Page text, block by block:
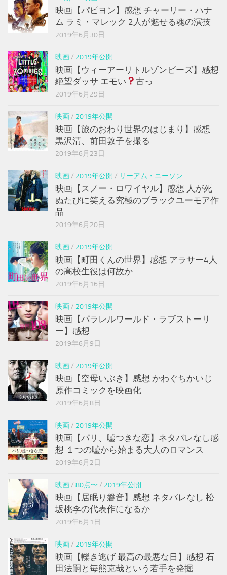
映画【パピヨン】感想 チャーリー・ハナ
ム ラミ・マレック 2人が魅せる魂の演技
2019年6月30日
映画/ 2019年公開
映画【ウィーアーリトルゾンビーズ】感想
絶望ダッサ エモい
古っ
2019年6月29日
映画/ 2019年公開
映画【旅のおわり世界のはじまり】感想
黒沢清、前田敦子を撮る
2019年6月23日
映画/ 2019年公開 / リーアム・ニーソン
映画【スノー・ロワイヤル】感想 人が死
ぬたびに笑える究極のブラックユーモア作
品
2019年6月20日
映画/ 2019年公開
映画【町田くんの世界】感想 アラサー4人
の高校生役は何故か
2019年6月16日
映画/ 2019年公開
映画【パラレルワールド・ラブストーリ
ー】感想
2019年6月9日
映画/ 2019年公開
映画【空母いぶき】感想 かわぐちかいじ
原作コミックを映画化
2019年6月8日
映画/ 2019年公開
映画【パリ、嘘つきな恋】ネタバレなし感
想 １つの嘘から始まる大人のロマンス
2019年6月2日
映画/ 80点〜 / 2019年公開
映画【居眠り磐音】感想 ネタバレなし 松
坂桃李の代表作になるか
2019年6月1日
映画/ 2019年公開
映画【轢き逃げ 最高の最悪な日】感想 石
田法嗣と毎熊克哉という若手を発掘